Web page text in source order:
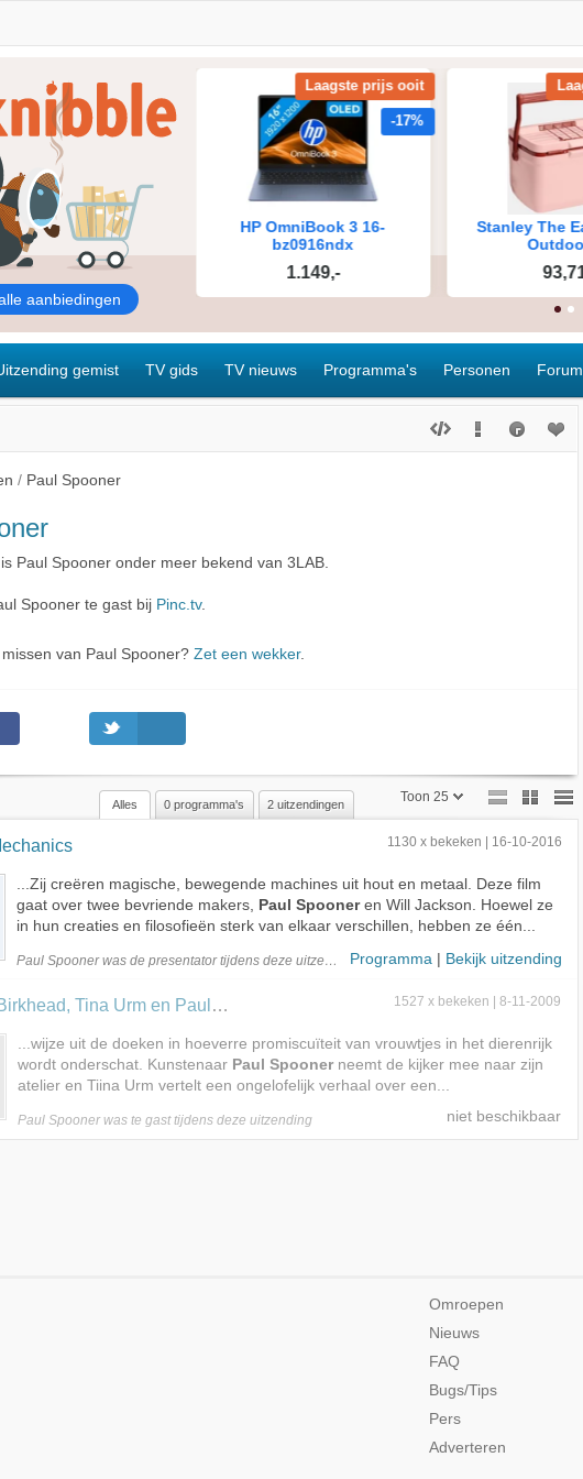
gemist TV gids TV nieuws Programma's Personen Forum
/ Paul Spooner
Paul Spooner onder meer bekend van 3LAB.
Spooner te gast bij Pinc.tv.
van Paul Spooner? Zet een wekker.
Toon 25
Toon 75
Alles 0 programma's 2 uitzendingen
1130 x bekeken | 16-10-2016
...Zij creëren magische, bewegende machines uit hout en metaal. Deze film
gaat over twee bevriende makers, Paul Spooneren Will Jackson. Hoewel ze
in hun creaties en filosofieën sterk van elkaar verschillen, hebben ze één...
Paul Spooner was de presentatortijdens deze uitzending Programma | Bekijk uitzending
Tina Urm en Paul Spooner 1527 x bekeken | 8-11-2009
...wijze uit de doeken in hoeverre promiscuïteit van vrouwtjes in het dierenrijk
wordt onderschat. Kunstenaar Paul Spooner neemt de kijker mee naar zijn
atelier en Tiina Urm vertelt een ongelofelijk verhaal over een...
Paul Spooner was te gasttijdens deze uitzending
Omroepen
Nieuws
FAQ
Bugs/Tips
Pers
Adverteren